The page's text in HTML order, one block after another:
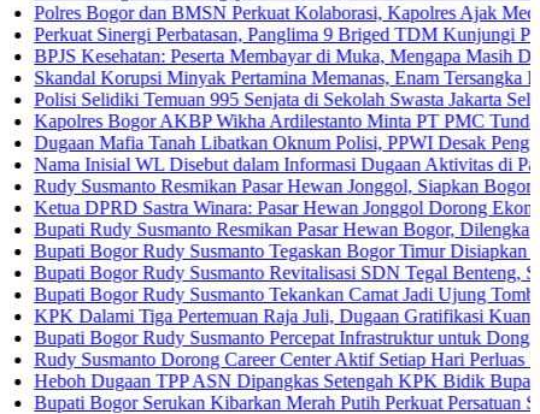
Bogor dan BMSN Perkuat Kolaborasi, Kapolres Ajak Media Sajikan
Sinergi Perbatasan, Panglima 9 Briged TDM Kunjungi Pos Gabma
Peserta Membayar di Muka, Mengapa Masih
Korupsi Minyak Pertamina Memanas, Enam Tersangka Resmi
Temuan 995 Senjata di Sekolah Swasta Jakarta Selatan
Bogor AKBP Wikha Ardilestanto Minta PT PMC Tunda Kegiatan
Mafia Tanah Libatkan Oknum Polisi, PPWI Desak Pengusutan
WL Disebut dalam Informasi Dugaan Aktivitas di Pantai Zore,
Resmikan Pasar Hewan Jonggol, Siapkan Bogor Timur
Sastra Winara: Pasar Hewan Jonggol Dorong Ekonomi Bogor
Rudy Susmanto Resmikan Pasar Hewan Bogor, Dilengkapi Hotel
Rudy Susmanto Tegaskan Bogor Timur Disiapkan Jadi Pusat
Bogor Rudy Susmanto Revitalisasi SDN Tegal Benteng, Siswa Kini
Rudy Susmanto Tekankan Camat Jadi Ujung Tombak
Tiga Pertemuan Raja Juli, Dugaan Gratifikasi Kuansing
Bogor Rudy Susmanto Percepat Infrastruktur untuk Dongkrak
Dorong Career Center Aktif Setiap Hari Perluas
Dugaan TPP ASN Dipangkas Setengah KPK Bidik Bupati Kuansing
Serukan Kibarkan Merah Putih Perkuat Persatuan Semangat